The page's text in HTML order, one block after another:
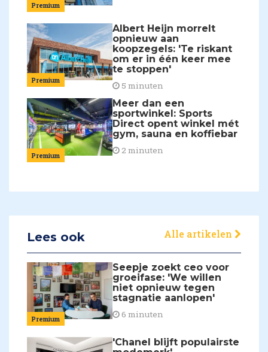
Premium
Premium
Albert Heijn morrelt
opnieuw aan
koopzegels: 'Te riskant
om er in één keer mee
te stoppen'
5 minuten
Premium
Meer dan een
sportwinkel: Sports
Direct opent winkel mét
gym, sauna en koffiebar
2 minuten
Lees ook Alle artikelen
Premium
Seepje zoekt ceo voor
groeifase: 'We willen
niet opnieuw tegen
stagnatie aanlopen'
6 minuten
'Chanel blijft populairste